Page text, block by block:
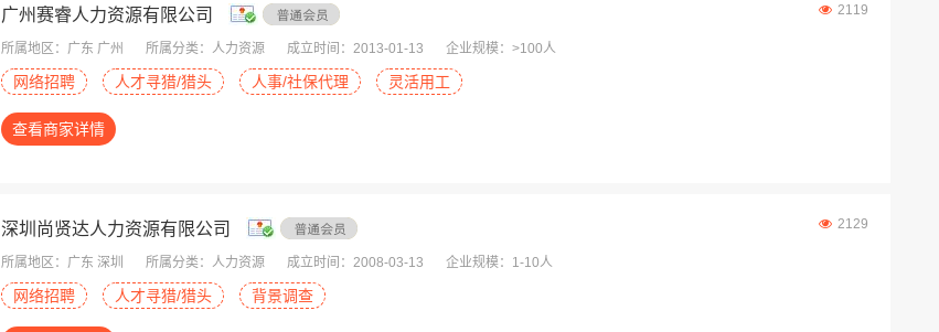
广州赛睿人力资源有限公司
所属地区：广东 广州 所属分类：人力资源 成立时间：2013-01-13 企业规模：>100人
网络招聘 人才寻猎/猎头 人事/社保代理 灵活用工
查看商家详情
2119
深圳尚贤达人力资源有限公司
所属地区：广东 深圳 所属分类：人力资源 成立时间：2008-03-13 企业规模：1-10人
网络招聘 人才寻猎/猎头 背景调查
2129